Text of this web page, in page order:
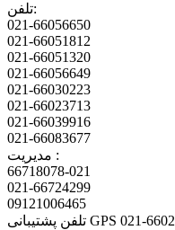
تلفن:
021-66056650
021-66051812
021-66051320
021-66056649
021-66030223
021-66023713
021-66039916
021-66083677
مدیریت :
66718078-021
021-66724299
09121006465